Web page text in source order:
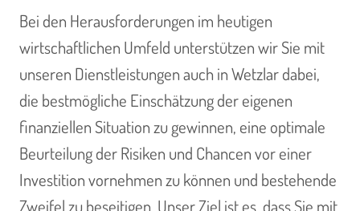
Bei den Herausforderungen im heutigen
wirtschaftlichen Umfeld unterstützen wir Sie mit
unseren Dienstleistungen auch in Wetzlar dabei,
die bestmögliche Einschätzung der eigenen
finanziellen Situation zu gewinnen, eine optimale
Beurteilung der Risiken und Chancen vor einer
Investition vornehmen zu können und bestehende
Zweifel zu beseitigen. Unser Ziel ist es, dass Sie mit